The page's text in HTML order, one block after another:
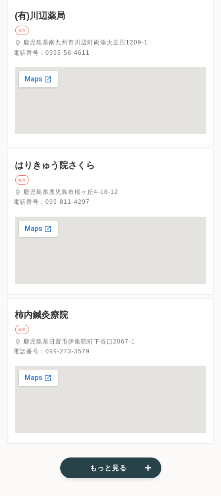
(有)川辺薬局
漢方
鹿児島県南九州市川辺町両添大正田1209-1
電話番号： 0993-56-4611
はりきゅう院さくら
鍼灸
鹿児島県鹿児島市桜ヶ丘4-18-12
電話番号： 099-811-4297
柿内鍼灸療院
鍼灸
鹿児島県日置市伊集院町下谷口2067-1
電話番号： 099-273-3579
もっと見る